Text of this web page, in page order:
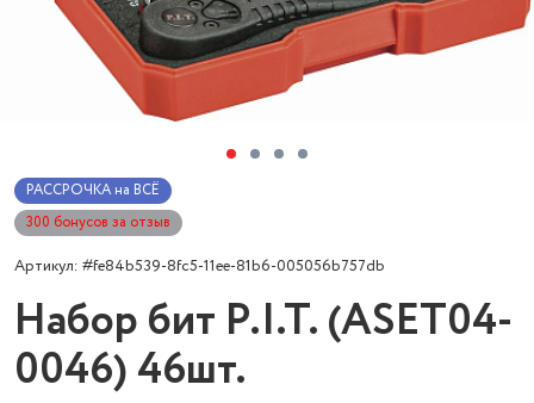
РАССРОЧКА на ВСЁ
300 бонусов за отзыв
Артикул: #fe84b539-8fc5-11ee-81b6-005056b757db
Набор бит P.I.T. (ASET04-
0046) 46шт.